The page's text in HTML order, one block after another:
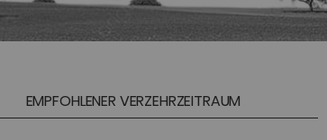
EMPFOHLENER VERZEHRZEITRAUM